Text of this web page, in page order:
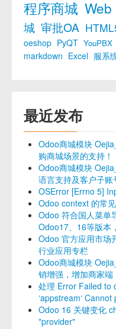
程序商城 Web
城 审批OA
oeshop PyQT YouPBX
markdown Excel 服系
最近发布
Odoo商城模块
购商城场景的支持！
Odoo商城模块
语言支持及客户子账
OSError [Errno 5]
Odoo context 的常
Odoo 符合国人菜单
Odoo17、16等版本
Odoo 官方应用市场
行业应用专栏
Odoo商城模块
销增强，增加商家端
处理 Error Failed to
‘appstream‘
Odoo 16 关键变化
"provider"